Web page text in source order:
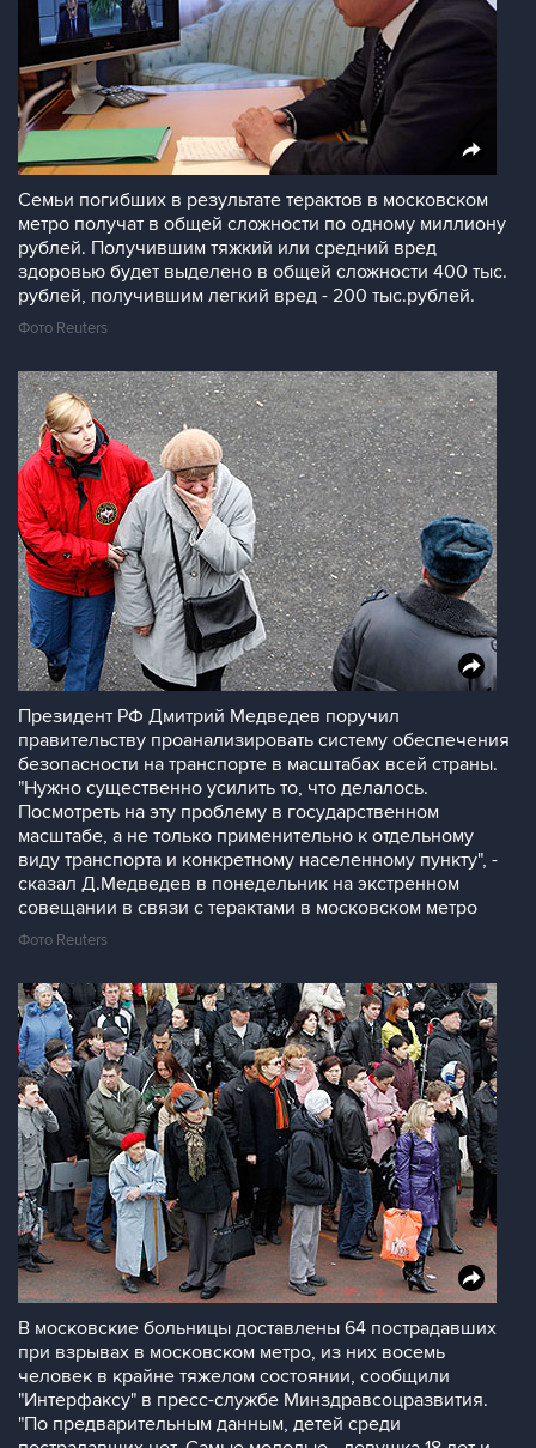
Семьи погибших в результате терактов в московском
метро получат в общей сложности по одному миллиону
рублей. Получившим тяжкий или средний вред
здоровью будет выделено в общей сложности 400 тыс.
рублей, получившим легкий вред - 200 тыс.рублей.
Фото Reuters
Президент РФ Дмитрий Медведев поручил
правительству проанализировать систему обеспечения
безопасности на транспорте в масштабах всей страны.
"Нужно существенно усилить то, что делалось.
Посмотреть на эту проблему в государственном
масштабе, а не только применительно к отдельному
виду транспорта и конкретному населенному пункту", -
сказал Д.Медведев в понедельник на экстренном
совещании в связи с терактами в московском метро
Фото Reuters
В московские больницы доставлены 64 пострадавших
при взрывах в московском метро, из них восемь
человек в крайне тяжелом состоянии, сообщили
"Интерфаксу" в пресс-службе Минздравсоцразвития.
"По предварительным данным, детей среди